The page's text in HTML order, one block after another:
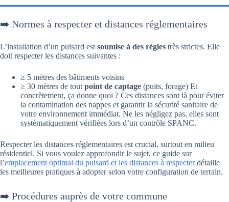
➡️ Normes à respecter et distances réglementaires
L’installation d’un puisard est soumise à des règles très strictes. Elle
doit respecter les distances suivantes :
≥ 5 mètres des bâtiments voisins
≥ 30 mètres de tout point de captage (puits, forage) Et
concrètement, ça donne quoi ? Ces distances sont là pour éviter
la contamination des nappes et garantir la sécurité sanitaire de
votre environnement immédiat. Ne les négligez pas, elles sont
systématiquement vérifiées lors d’un contrôle SPANC.
Respecter les distances réglementaires est crucial, surtout en milieu
résidentiel. Si vous voulez approfondir le sujet, ce guide sur
l’emplacement optimal du puisard et les distances à respecterdétaille
les meilleures pratiques à adopter selon votre configuration de terrain.
➡️ Procédures auprès de votre commune